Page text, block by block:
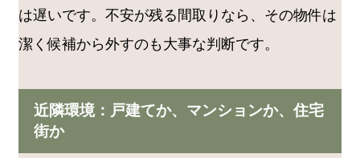
は遅いです。不安が残る間取りなら、その物件は
潔く候補から外すのも大事な判断です。
近隣環境：戸建てか、マンションか、住宅
街か